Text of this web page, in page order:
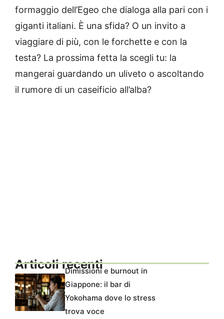
formaggio dell’Egeo che dialoga alla pari con i
giganti italiani. È una sfida? O un invito a
viaggiare di più, con le forchette e con la
testa? La prossima fetta la scegli tu: la
mangerai guardando un uliveto o ascoltando
il rumore di un caseificio all’alba?
Articoli recentiDimissioni e burnout in
Giappone: il bar di
Yokohama dove lo stress
trova voce